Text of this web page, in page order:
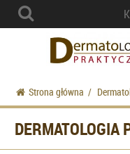
Strona główna /
DERMATOLOGIA